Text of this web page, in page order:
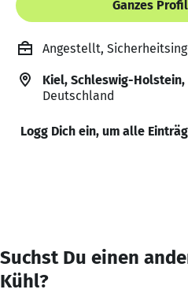
Ganzes
Angestellt,
Kiel, Schleswig-
Deutschland
Logg Dich ein, um alle
Suchst Du einen
Kühl?